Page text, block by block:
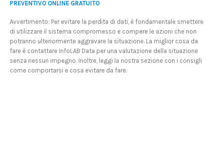
PREVENTIVO ONLINE GRATUITO
Avvertimento: Per evitare la perdita di dati, è fondamentale smettere
di utilizzare il sistema compromesso e compere le azioni che non
potranno ulteriormente aggravare la situazione. La miglior cosa da
fare è contattare InfoLAB Data per una valutazione della situazione
senza nessun impegno. Inoltre, leggi la nostra sezione con i consigli
come comportarsi e cosa evitare da fare.